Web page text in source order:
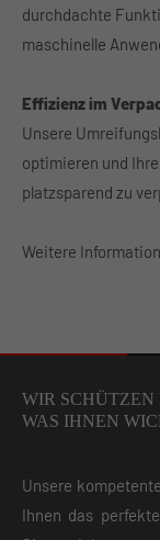
durchdachte
maschinelle
Effizienz im
Unsere
optimieren und
platzsparend zu
Weitere
WIR SCHÜTZEN
WAS IHNEN
Unsere
Ihnen das